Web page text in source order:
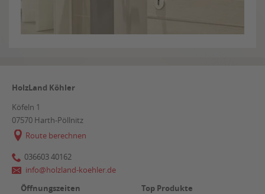
HolzLand Köhler
Köfeln 1
07570 Harth-Pöllnitz
Route berechnen
036603 40162
info@holzland-koehler.de
Öffnungszeiten
Top Produkte